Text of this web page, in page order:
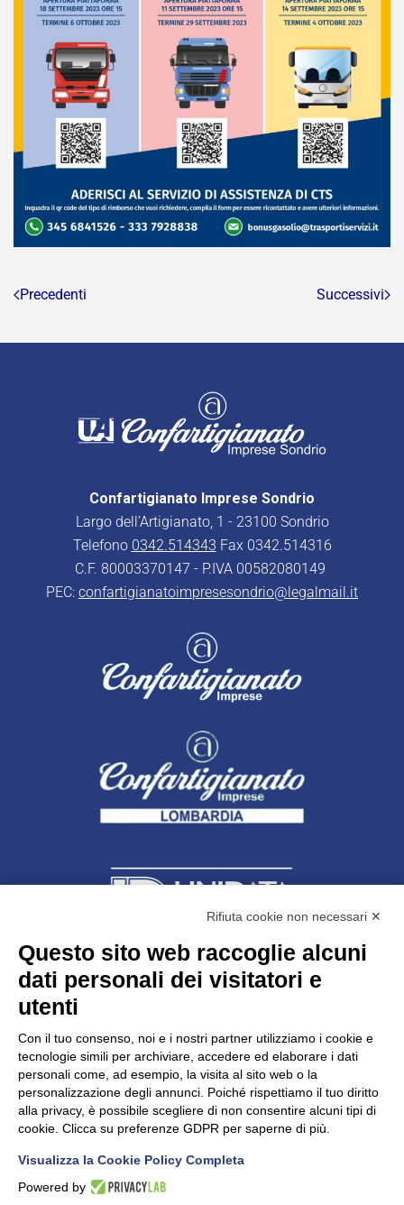
Precedenti Successivi
Confartigianato Imprese Sondrio
Largo dell’Artigianato, 1 - 23100 Sondrio
Telefono 0342.514343 Fax 0342.514316
C.F. 80003370147 - P.IVA 00582080149
PEC: confartigianatoimpresesondrio@legalmail.it
Unidata s.r.lcon unico socio
Largo dell’Artigianato, 1 - 23100 Sondrio
C.F. 00481790145 - N.REA SO-36426
PEC: unidata.sondrio@legalmail.it
Cap. soc. euro 100.000,00 i.v.
Rifiuta cookie non necessari ✕
Questo sito web raccoglie alcuni
dati personali dei visitatori e
utenti
Con il tuo consenso, noi e i nostri partner utilizziamo i cookie e
tecnologie simili per archiviare, accedere ed elaborare i dati
personali come, ad esempio, la visita al sito web o la
personalizzazione degli annunci. Poiché rispettiamo il tuo diritto
alla privacy, è possibile scegliere di non consentire alcuni tipi di
cookie. Clicca su preferenze GDPR per saperne di più.
Visualizza la Cookie Policy Completa
Powered by